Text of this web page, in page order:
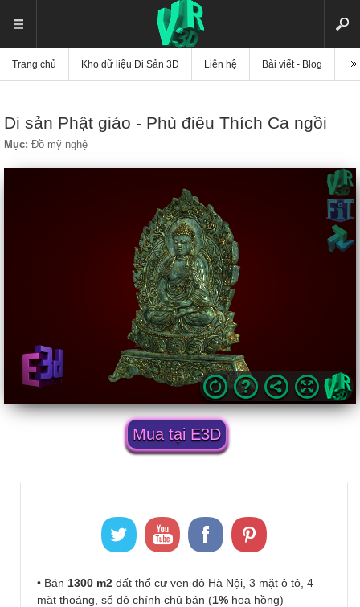
Trang chủ Kho dữ liệu Di Sản 3D Liên hệ Bài viết - Blog
Di sản Phật giáo - Phù điêu Thích Ca ngồi
Mục: Đồ mỹ nghệ
Mua tại E3D
• Bán 1300 m2 đất thổ cư ven đô Hà Nội, 3 mặt ô tô, 4
mặt thoáng, sổ đỏ chính chủ bán (1% hoa hồng)